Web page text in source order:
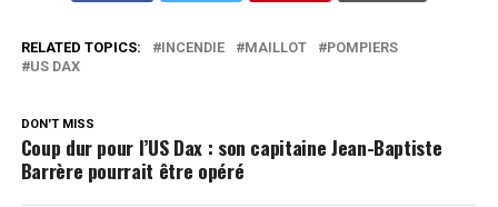
RELATED TOPICS: INCENDIE MAILLOT
POMPIERS
US DAX
DON'T MISS
Coup dur pour l’US Dax : son capitaine Jean-Baptiste
Barrère pourrait être opéré